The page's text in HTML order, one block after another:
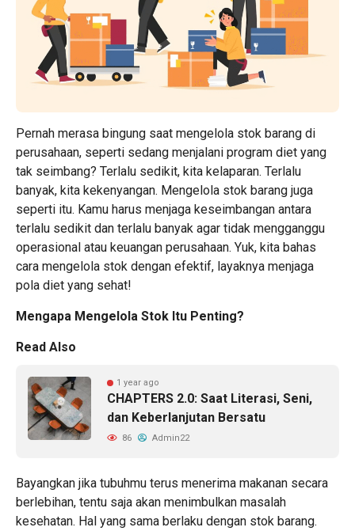
Pernah merasa bingung saat mengelola stok barang di
perusahaan, seperti sedang menjalani program diet yang
tak seimbang? Terlalu sedikit, kita kelaparan. Terlalu
banyak, kita kekenyangan. Mengelola stok barang juga
seperti itu. Kamu harus menjaga keseimbangan antara
terlalu sedikit dan terlalu banyak agar tidak mengganggu
operasional atau keuangan perusahaan. Yuk, kita bahas
cara mengelola stok dengan efektif, layaknya menjaga
pola diet yang sehat!
Mengapa Mengelola Stok Itu Penting?
Read Also
1 year ago
CHAPTERS 2.0: Saat Literasi, Seni,
dan Keberlanjutan Bersatu
86 Admin22
Bayangkan jika tubuhmu terus menerima makanan secara
berlebihan, tentu saja akan menimbulkan masalah
kesehatan. Hal yang sama berlaku dengan stok barang.